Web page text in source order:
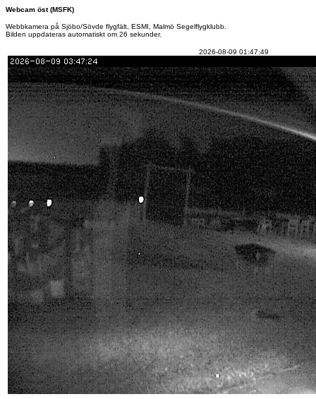
Webcam öst (MSFK)
Webbkamera på Sjöbo/Sövde flygfält, ESMI, Malmö Segelflygklubb.
Bilden uppdateras automatiskt om 25 sekunder.
2026-08-09 01:47:49